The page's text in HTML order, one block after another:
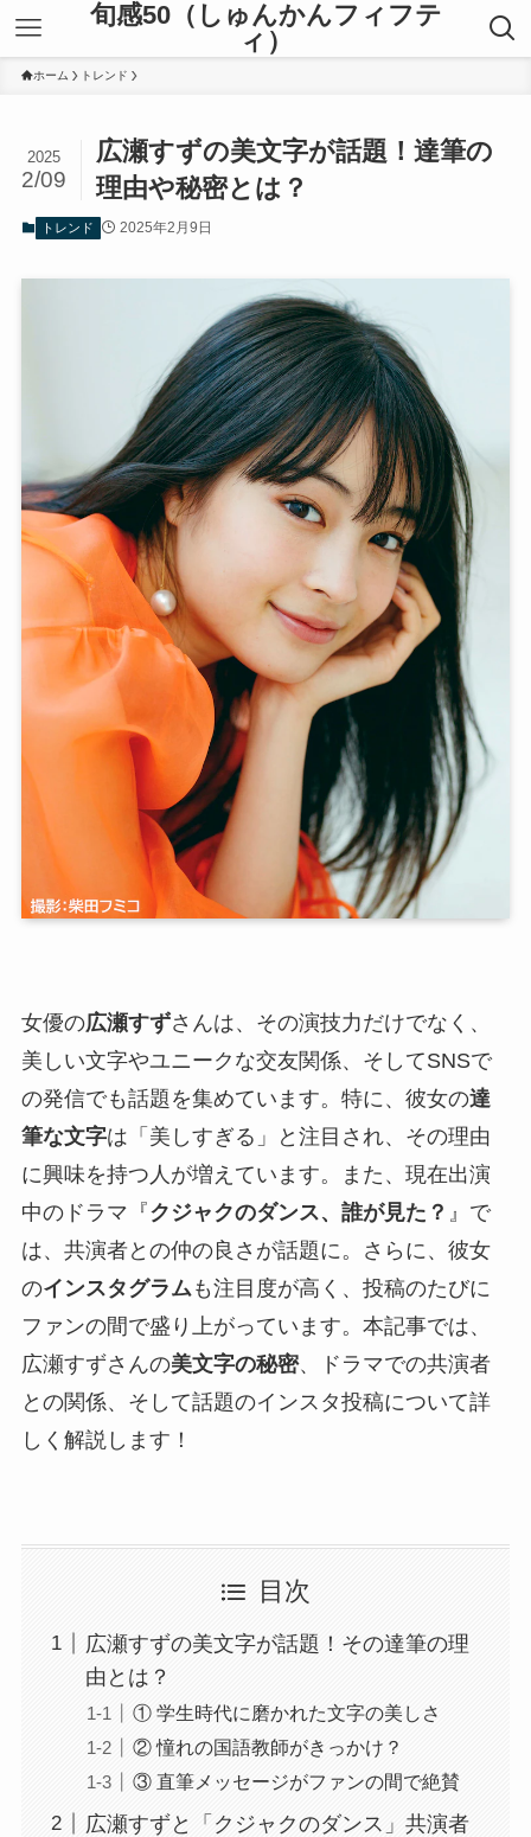
旬感50（しゅんかんフィフテ
ィ）
ホーム トレンド
広瀬すずの美文字が話題！達筆の
理由や秘密とは？
2025
2/09
トレンド 2025年2月9日
女優の広瀬すずさんは、その演技力だけでなく、
美しい文字やユニークな交友関係、そしてSNSで
の発信でも話題を集めています。特に、彼女の達
筆な文字は「美しすぎる」と注目され、その理由
に興味を持つ人が増えています。また、現在出演
中のドラマ『クジャクのダンス、誰が見た？ 』で
は、共演者との仲の良さが話題に。さらに、彼女
のインスタグラム も注目度が高く、投稿のたびに
ファンの間で盛り上がっています。本記事では、
広瀬すずさんの美文字の秘密、ドラマでの共演者
との関係、そして話題のインスタ投稿について詳
しく解説します！
目次
広瀬すずの美文字が話題！その達筆の理
由とは？
① 学生時代に磨かれた文字の美しさ
② 憧れの国語教師がきっかけ？
③ 直筆メッセージがファンの間で絶賛
広瀬すずと「クジャクのダンス」共演者